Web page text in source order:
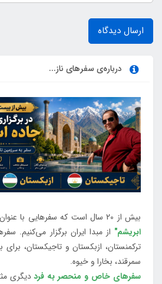
ارسال دیدگاه
درباره‌ی سفرهای ناز...
بیش از 20 سال است که سفرهایی با عنوان
ابریشم" از مبدا ایران برگزار می‌کنیم.
ترکمنستان، ازبکستان و تاجیکستان، برای
سمرقند، بخارا و خیوه.
سفرهای خاص و منحصر به فرددیگری